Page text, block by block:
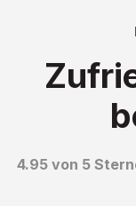
4.95 von 5